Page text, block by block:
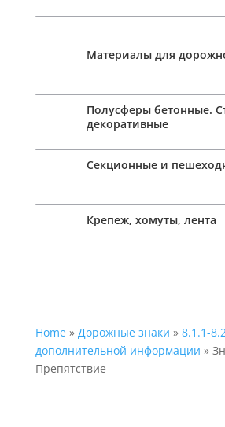
Материалы для
Полусферы бетонные.
декоративные
Секционные и
Крепеж, хомуты, лента
Home» Дорожные знаки » 8.1.1-
дополнительной информации »
Препятствие